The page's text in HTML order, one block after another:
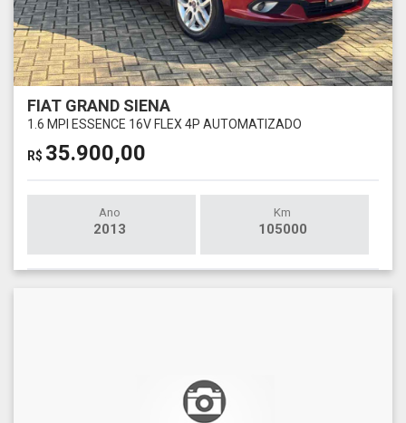
FIAT GRAND SIENA
1.6 MPI ESSENCE 16V FLEX 4P AUTOMATIZADO
R$ 35.900,00
Ano
2013
Km
105000